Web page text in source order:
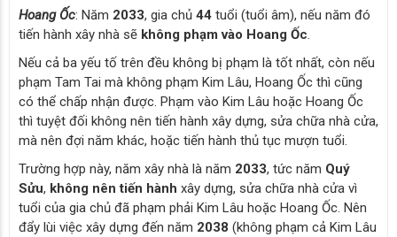
Hoang Ốc: Năm 2033, gia chủ 44 tuổi (tuổi âm), nếu năm đó
tiến hành xây nhà sẽ không phạm vào Hoang Ốc.
Nếu cả ba yếu tố trên đều không bị phạm là tốt nhất, còn nếu
phạm Tam Tai mà không phạm Kim Lâu, Hoang Ốc thì cũng
có thể chấp nhận được. Phạm vào Kim Lâu hoặc Hoang Ốc
thì tuyệt đối không nên tiến hành xây dựng, sửa chữa nhà cửa,
mà nên đợi năm khác, hoặc tiến hành thủ tục mượn tuổi.
Trường hợp này, năm xây nhà là năm 2033, tức năm Quý
Sửu, không nên tiến hành xây dựng, sửa chữa nhà cửa vì
tuổi của gia chủ đã phạm phải Kim Lâu hoặc Hoang Ốc. Nên
đẩy lùi việc xây dựng đến năm 2038 (không phạm cả Kim Lâu